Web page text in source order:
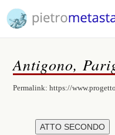
Antigono,
Permalink:https://